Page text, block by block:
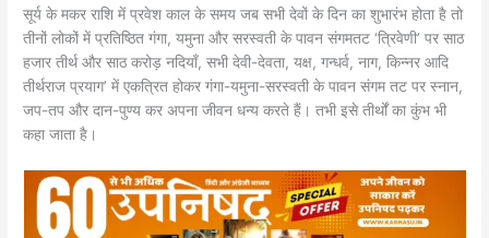
सूर्य के मकर राशि में प्रवेश काल के समय जब सभी देवों के दिन का शुभारंभ होता है तो
तीनों लोकों में प्रतिष्ठित गंगा, यमुना और सरस्वती के पावन संगमतट ‘त्रिवेणी’ पर साठ
हजार तीर्थ और साठ करोड़ नदियाँ, सभी देवी-देवता, यक्ष, गन्धर्व, नाग, किन्नर आदि
तीर्थराज प्रयाग’ में एकत्रित होकर गंगा-यमुना-सरस्वती के पावन संगम तट पर स्नान,
जप-तप और दान-पुण्य कर अपना जीवन धन्य करते हैं। तभी इसे तीर्थों का कुंभ भी
कहा जाता है।